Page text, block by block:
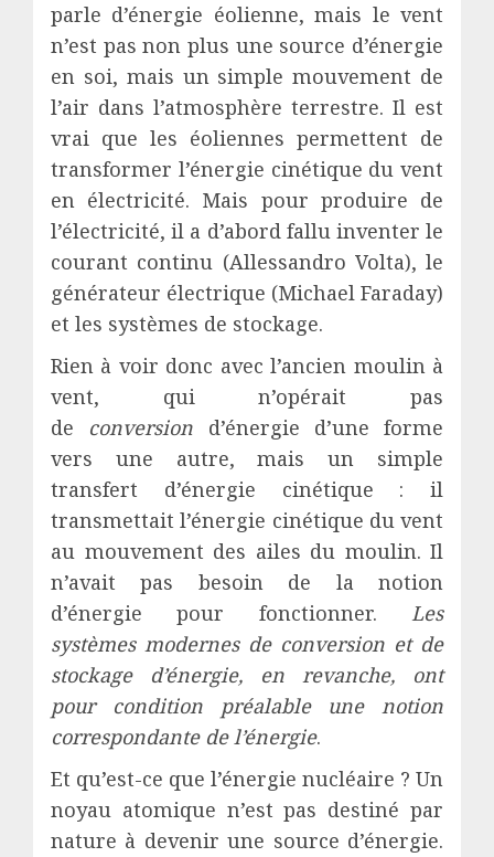
parle d’énergie éolienne, mais le vent
n’est pas non plus une source d’énergie
en soi, mais un simple mouvement de
l’air dans l’atmosphère terrestre. Il est
vrai que les éoliennes permettent de
transformer l’énergie cinétique du vent
en électricité. Mais pour produire de
l’électricité, il a d’abord fallu inventer le
courant continu (Allessandro Volta), le
générateur électrique (Michael Faraday)
et les systèmes de stockage.
Rien à voir donc avec l’ancien moulin à
vent, qui n’opérait pas
de conversion d’énergie d’une forme
vers une autre, mais un simple
transfert d’énergie cinétique : il
transmettait l’énergie cinétique du vent
au mouvement des ailes du moulin. Il
n’avait pas besoin de la notion
d’énergie pour fonctionner. Les
systèmes modernes de conversion et de
stockage d’énergie, en revanche, ont
pour condition préalable une notion
correspondante de l’énergie.
Et qu’est-ce que l’énergie nucléaire ? Un
noyau atomique n’est pas destiné par
nature à devenir une source d’énergie.